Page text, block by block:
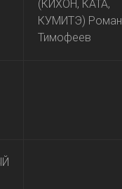
(КИХОН, КАТА,
КУМИТЭ) Роман
Тимофеев